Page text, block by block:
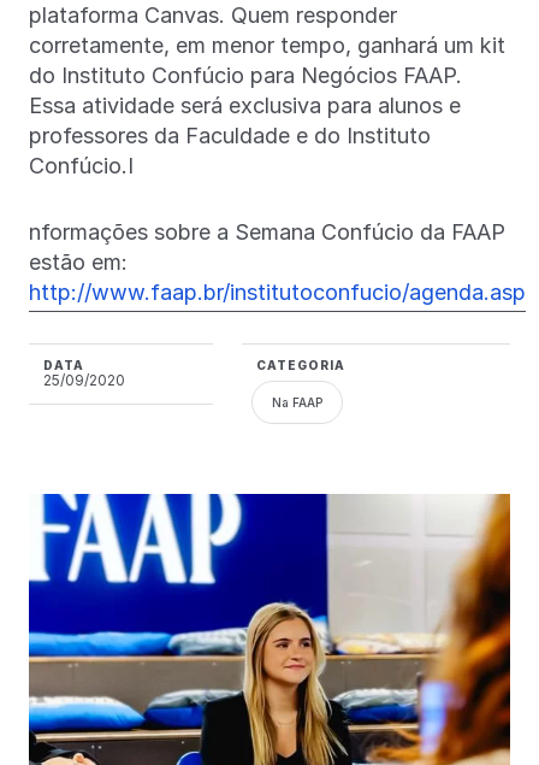
plataforma Canvas. Quem responder
corretamente, em menor tempo, ganhará um kit
do Instituto Confúcio para Negócios FAAP.
Essa atividade será exclusiva para alunos e
professores da Faculdade e do Instituto
Confúcio.I
nformações sobre a Semana Confúcio da FAAP
estão em:
http://www.faap.br/institutoconfucio/agenda.asp
DATA
25/09/2020
CATEGORIA
Na FAAP